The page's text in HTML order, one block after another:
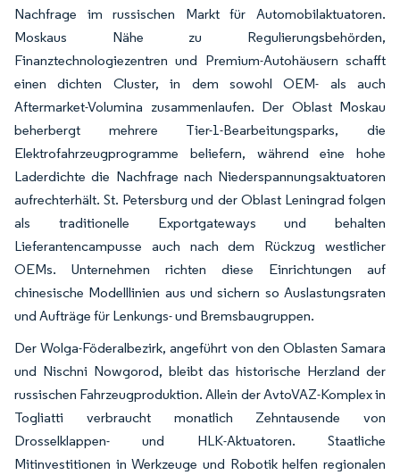
Nachfrage im russischen Markt für Automobilaktuatoren.
Moskaus Nähe zu Regulierungsbehörden,
Finanztechnologiezentren und Premium-Autohäusern schafft
einen dichten Cluster, in dem sowohl OEM- als auch
Aftermarket-Volumina zusammenlaufen. Der Oblast Moskau
beherbergt mehrere Tier-1-Bearbeitungsparks, die
Elektrofahrzeugprogramme beliefern, während eine hohe
Laderdichte die Nachfrage nach Niederspannungsaktuatoren
aufrechterhält. St. Petersburg und der Oblast Leningrad folgen
als traditionelle Exportgateways und behalten
Lieferantencampusse auch nach dem Rückzug westlicher
OEMs. Unternehmen richten diese Einrichtungen auf
chinesische Modelllinien aus und sichern so Auslastungsraten
und Aufträge für Lenkungs- und Bremsbaugruppen.
Der Wolga-Föderalbezirk, angeführt von den Oblasten Samara
und Nischni Nowgorod, bleibt das historische Herzland der
russischen Fahrzeugproduktion. Allein der AvtoVAZ-Komplex in
Togliatti verbraucht monatlich Zehntausende von
Drosselklappen- und HLK-Aktuatoren. Staatliche
Mitinvestitionen in Werkzeuge und Robotik helfen regionalen